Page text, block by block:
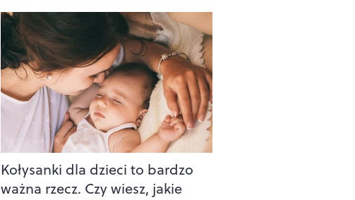
Kołysanki dla dzieci to bardzo
ważna rzecz. Czy wiesz, jakie